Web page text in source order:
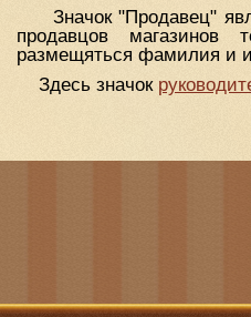
Значок "Продавец"
продавцов магазинов
размещяться фамилия и
Здесь значок